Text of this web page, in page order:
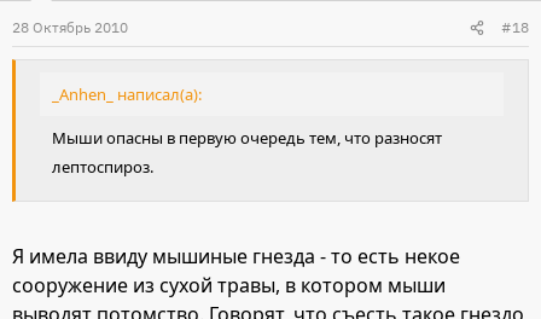
28 Октябрь 2010 #18
_Anhen_ написал(а):
Мыши опасны в первую очередь тем, что разносят
лептоспироз.
Я имела ввиду мышиные гнезда - то есть некое
сооружение из сухой травы, в котором мыши